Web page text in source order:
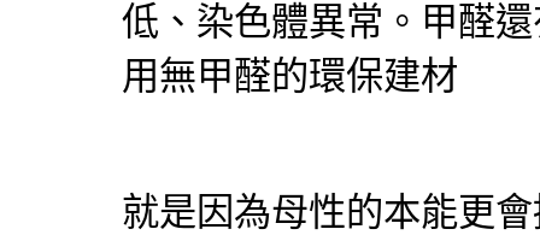
低、染色體異常。甲醛
用無甲醛的環保建材
就是因為母性的本能更